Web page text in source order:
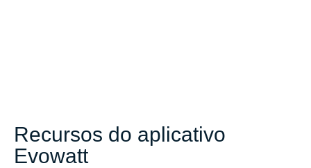
Recursos do aplicativo
Evowatt